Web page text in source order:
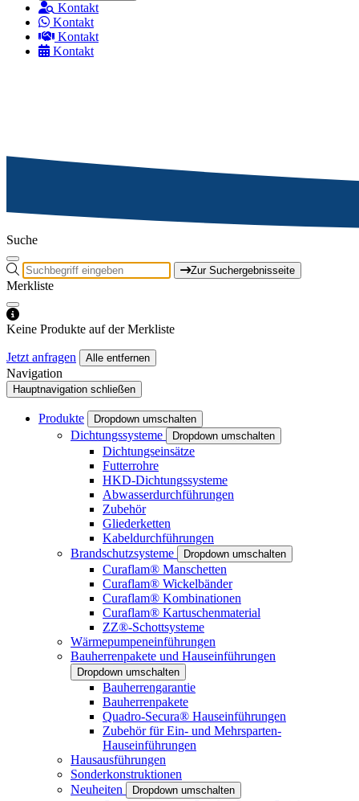
Kontakt
Kontakt
Kontakt
Kontakt
Suche
Zur Suchergebnisseite
Merkliste
Keine Produkte auf der Merkliste
Jetzt anfragen Alle entfernen
Navigation
Hauptnavigation schließen
Produkte Dropdown umschalten
Dichtungssysteme Dropdown umschalten
Dichtungseinsätze
Futterrohre
HKD-Dichtungssysteme
Abwasserdurchführungen
Zubehör
Gliederketten
Kabeldurchführungen
Brandschutzsysteme
Dropdown umschalten
Curaflam® Manschetten
Curaflam® Wickelbänder
Curaflam® Kombinationen
Curaflam® Kartuschenmaterial
ZZ®-Schottsysteme
Wärmepumpeneinführungen
Bauherrenpakete und Hauseinführungen
Dropdown umschalten
Bauherrengarantie
Bauherrenpakete
Quadro-Secura® Hauseinführungen
Zubehör für Ein- und Mehrsparten-
Hauseinführungen
Hausausführungen
Sonderkonstruktionen
Neuheiten
Dropdown umschalten